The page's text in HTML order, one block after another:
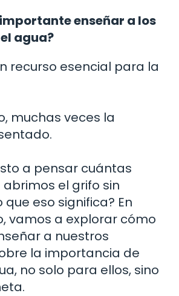
importante enseñar a los
agua?
recurso esencial para la
muchas veces la
a pensar cuántas
el grifo sin
que eso significa? En
vamos a explorar cómo
a nuestros
la importancia de
no solo para ellos, sino